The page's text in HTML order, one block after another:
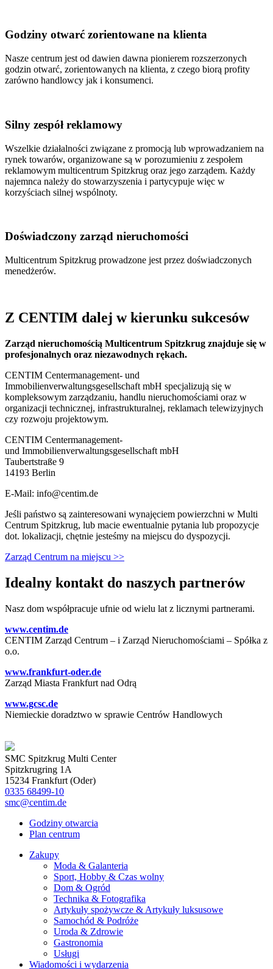
Godziny otwarć zorientowane na klienta
Nasze centrum jest od dawien dawna pionierem rozszerzonych
godzin otwarć, zorientowanych na klienta, z czego biorą profity
zarówno handlowcy jak i konsumenci.
Silny zespół reklamowy
Wszelkie działalności związane z promocją lub wprowadzaniem na
rynek towarów, organizowane są w porozumieniu z zespołem
reklamowym multicentrum Spitzkrug oraz jego zarządem. Każdy
najemnca należy do stowarzyszenia i partycypuje więc w
korzyściach silnej wspólnoty.
Doświadczony zarząd nieruchomości
Multicentrum Spitzkrug prowadzone jest przez doświadczonych
menedżerów.
Z CENTIM dalej w kierunku sukcesów
Zarząd nieruchomością Multicentrum Spitzkrug znajduje się w
profesjonalnych oraz niezawodnych rękach.
CENTIM Centermanagement- und
Immobilienverwaltungsgesellschaft mbH specjalizują się w
kompleksowym zarządzaniu, handlu nieruchomościami oraz w
organizacji technicznej, infrastrukturalnej, reklamach telewizyjnych
czy rozwoju projektowym.
CENTIM Centermanagement-
und Immobilienverwaltungsgesellschaft mbH
Taubertstraße 9
14193 Berlin
E-Mail: info@centim.de
Jeśli państwo są zainteresowani wynajęciem powierzchni w Multi
Centrum Spitzkrug, lub macie ewentualnie pytania lub propozycje
dot. lokalizacji, chętnie jesteśmy na miejscu do dyspozycji.
Zarząd Centrum na miejscu >>
Idealny kontakt do naszych partnerów
Nasz dom współpracuje ufnie od wielu lat z licznymi partnerami.
www.centim.de
CENTIM Zarząd Centrum – i Zarząd Nieruchomościami – Spółka z
o.o.
www.frankfurt-oder.de
Zarząd Miasta Frankfurt nad Odrą
www.gcsc.de
Niemieckie doradztwo w sprawie Centrów Handlowych
SMC Spitzkrug Multi Center
Spitzkrugring 1A
15234 Frankfurt (Oder)
0335 68499-10
smc@centim.de
Godziny otwarcia
Plan centrum
Zakupy
Moda & Galanteria
Sport, Hobby & Czas wolny
Dom & Ogród
Technika & Fotografika
Artykuły spożywcze & Artykuły luksusowe
Samochód & Podróże
Uroda & Zdrowie
Gastronomia
Usługi
Wiadomości i wydarzenia